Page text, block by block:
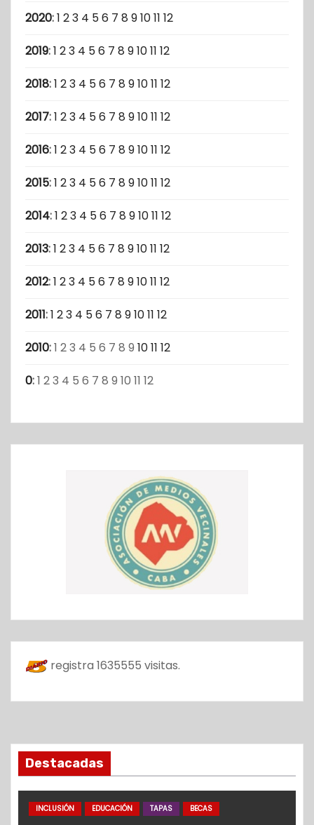
2020:1 23 4 56 7 8 91011 12
2019:1 23 4 56 7 8 91011 12
2018:1 23 4 56 7 8 91011 12
2017:1 23 4 56 7 8 91011 12
2016:1 23 4 56 7 8 91011 12
2015:1 23 4 56 7 8 91011 12
2014:1 23 4 56 7 8 91011 12
2013:1 23 4 56 7 8 91011 12
2012:1 23 4 56 7 8 91011 12
2011:1 23 4 56 7 8 91011 12
2010:1 23 4 5 6 7 8 9 1011 12
0:1 23 4 5 6 7 8 9 10 11 12
registra 1635555 visitas.
Destacadas
INCLUSIÓN EDUCACIÓN TAPAS BECAS